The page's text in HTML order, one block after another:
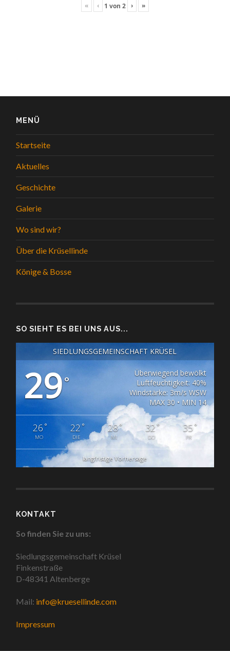
« ‹ 1 von 2 › »
MENÜ
Startseite
Aktuelles
Geschichte
Galerie
Wo sind wir?
Über die Krüsellinde
Könige & Bosse
SO SIEHT ES BEI UNS AUS...
SIEDLUNGSGEMEINSCHAFT KRÜSEL
29°
Überwiegend bewölkt
Luftfeuchtigkeit: 40%
Windstärke: 3m/s WSW
MAX 30 • MIN 14
26°
MO
22 °
DIE
28°
MI
32°
DO
35°
FR
langfristige Vorhersage
KONTAKT
So finden Sie zu uns:
Siedlungsgemeinschaft Krüsel
Finkenstraße
D-48341 Altenberge
Mail: info@kruesellinde.com
Impressum